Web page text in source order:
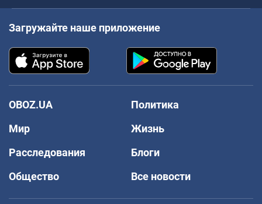
Загружайте наше приложение
OBOZ.UA
Политика
Мир
Жизнь
Расследования
Блоги
Общество
Все новости